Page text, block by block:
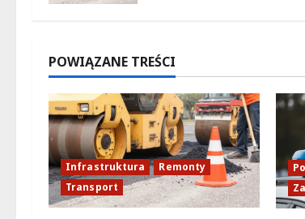
POWIĄZANE TREŚCI
Infrastruktura
Remonty
Transport